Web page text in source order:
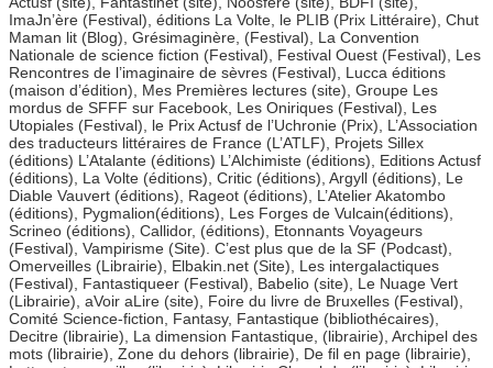
ImaJn’ère (Festival), éditions La Volte, le PLIB (Prix Littéraire), Chut
Maman lit (Blog), Grésimaginère, (Festival), La Convention
Nationale de science fiction (Festival), Festival Ouest (Festival), Les
Rencontres de l’imaginaire de sèvres (Festival), Lucca éditions
(maison d’édition), Mes Premières lectures (site), Groupe Les
mordus de SFFF sur Facebook, Les Oniriques (Festival), Les
Utopiales (Festival), le Prix Actusf de l’Uchronie (Prix), L’Association
des traducteurs littéraires de France (L’ATLF), Projets Sillex
(éditions) L’Atalante (éditions) L’Alchimiste (éditions), Editions Actusf
(éditions), La Volte (éditions), Critic (éditions), Argyll (éditions), Le
Diable Vauvert (éditions), Rageot (éditions), L’Atelier Akatombo
(éditions), Pygmalion(éditions), Les Forges de Vulcain(éditions),
Scrineo (éditions), Callidor, (éditions), Etonnants Voyageurs
(Festival), Vampirisme (Site). C’est plus que de la SF (Podcast),
Omerveilles (Librairie), Elbakin.net (Site), Les intergalactiques
(Festival), Fantastiqueer (Festival), Babelio (site), Le Nuage Vert
(Librairie), aVoir aLire (site), Foire du livre de Bruxelles (Festival),
Comité Science-fiction, Fantasy, Fantastique (bibliothécaires),
Decitre (librairie), La dimension Fantastique, (librairie), Archipel des
mots (librairie), Zone du dehors (librairie), De fil en page (librairie),